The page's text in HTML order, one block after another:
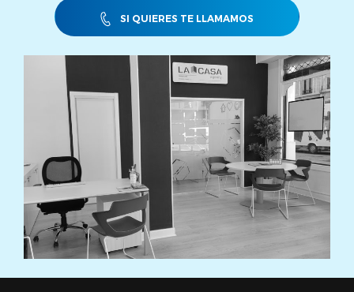
SI QUIERES TE LLAMAMOS